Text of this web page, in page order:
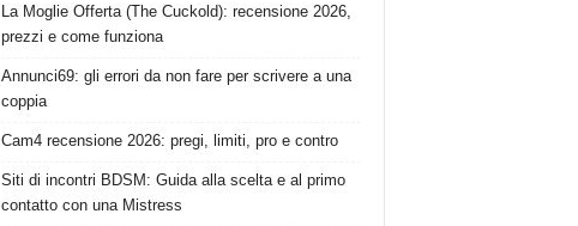
La Moglie Offerta (The Cuckold): recensione 2026,
prezzi e come funziona
Annunci69: gli errori da non fare per scrivere a una
coppia
Cam4 recensione 2026: pregi, limiti, pro e contro
Siti di incontri BDSM: Guida alla scelta e al primo
contatto con una Mistress